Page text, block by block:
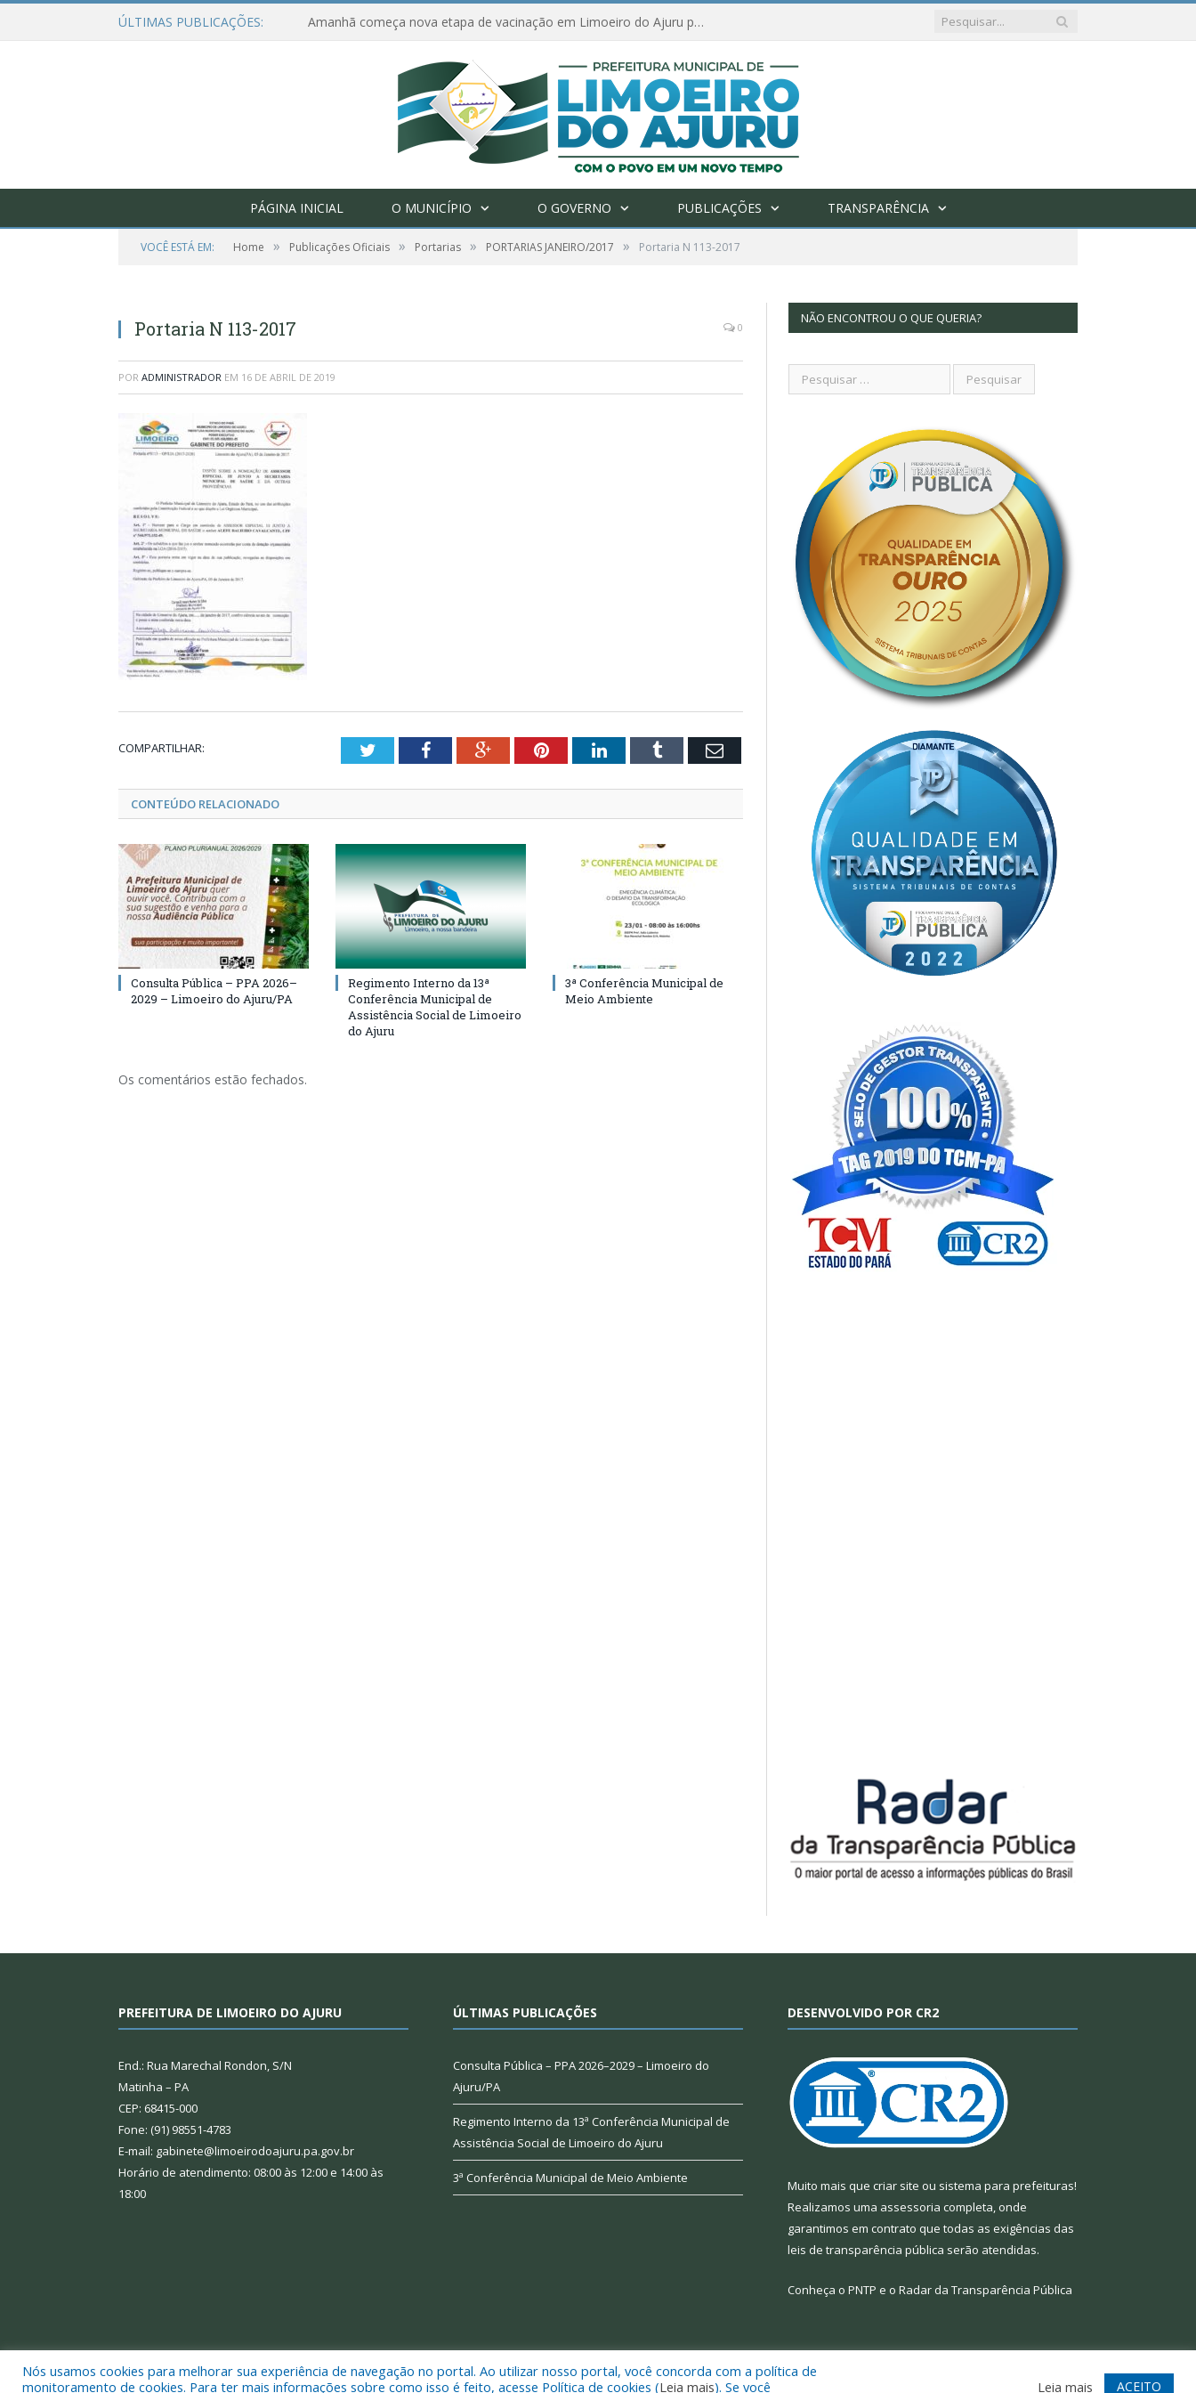
ÚLTIMAS PUBLICAÇÕES: Amanhã começa nova etapa de vacinação em Limoeiro do Ajuru para idosos com 65 ou mais
PÁGINA INICIAL O MUNICÍPIO O GOVERNO PUBLICAÇÕES TRANSPARÊNCIA
VOCÊ ESTÁ EM: Home » Publicações Oficiais » Portarias » PORTARIAS JANEIRO/2017 » Portaria N 113-2017
Portaria N 113-2017 0
POR ADMINISTRADOR EM 16 DE ABRIL DE 2019
COMPARTILHAR: TwitterFacebookGoogle+PinterestLinkedInTumblr Email
CONTEÚDO RELACIONADO
Consulta Pública – PPA 2026–
2029 – Limoeiro do Ajuru/PA
Regimento Interno da 13ª
Conferência Municipal de
Assistência Social de Limoeiro
do Ajuru
3ª Conferência Municipal de
Meio Ambiente
Os comentários estão fechados.
NÃO ENCONTROU O QUE QUERIA?
PREFEITURA DE LIMOEIRO DO AJURU
End.: Rua Marechal Rondon, S/N
Matinha – PA
CEP: 68415-000
Fone: (91) 98551-4783
E-mail: gabinete@limoeirodoajuru.pa.gov.br
Horário de atendimento: 08:00 às 12:00 e 14:00 às
18:00
ÚLTIMAS PUBLICAÇÕES
Consulta Pública – PPA 2026–2029 – Limoeiro do
Ajuru/PA
Regimento Interno da 13ª Conferência Municipal de
Assistência Social de Limoeiro do Ajuru
3ª Conferência Municipal de Meio Ambiente
DESENVOLVIDO POR CR2
Muito mais que criar site ou sistema para prefeituras!
Realizamos uma assessoria completa, onde
garantimos em contrato que todas as exigências das
leis de transparência pública serão atendidas.
Conheça o PNTP e o Radar da Transparência Pública
Todos os direitos reservados a Prefeitura Municipal de Limoeiro do Ajuru. Mapa do Site Acessar Webmail
Nós usamos cookies para melhorar sua experiência de navegação no portal. Ao utilizar nosso portal, você concorda com a política de
monitoramento de cookies. Para ter mais informações sobre como isso é feito, acesse Política de cookies (Leia mais). Se você Leia mais ACEITO